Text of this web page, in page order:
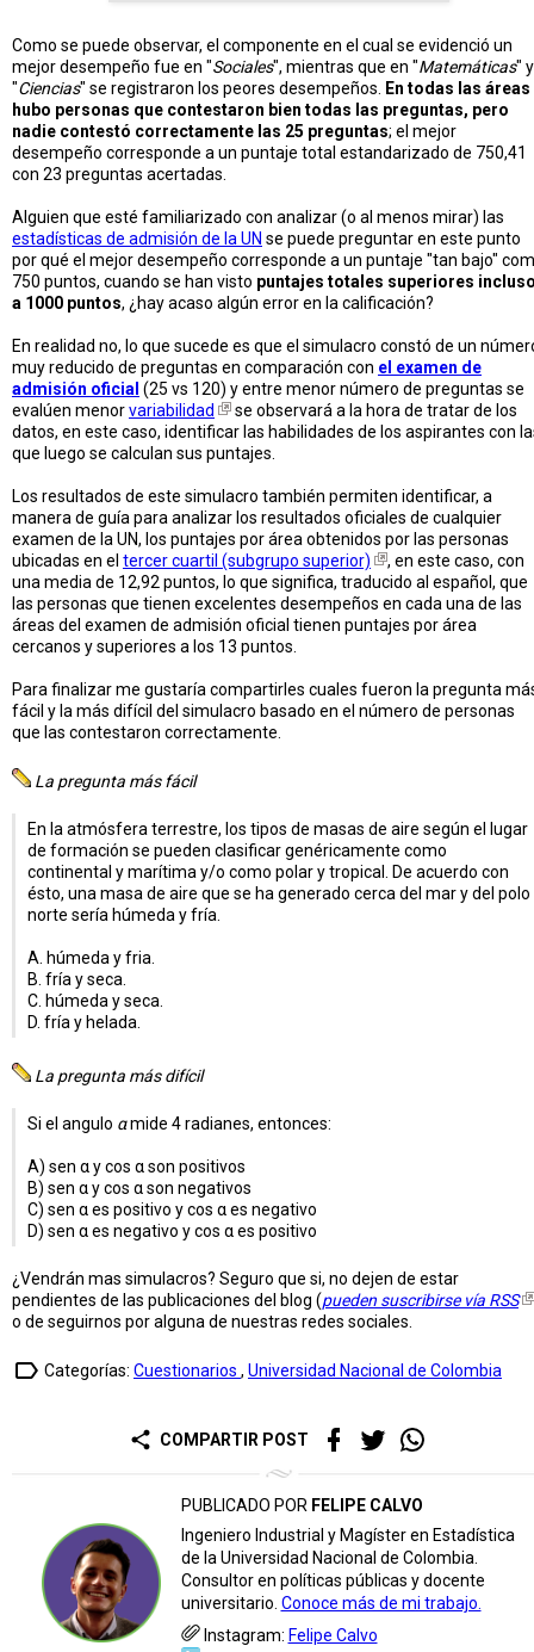
Como se puede observar, el componente en el cual se evidenció un
mejor desempeño fue en "Sociales", mientras que en "Matemáticas" y
"Ciencias" se registraron los peores desempeños.
En todas las áreas
hubo personas que contestaron bien todas las preguntas, pero
nadie contestó correctamente las 25 preguntas; el mejor
desempeño corresponde a un puntaje total estandarizado de 750,41
con 23 preguntas acertadas.
Alguien que esté familiarizado con analizar (o al menos mirar) las
estadísticas de admisión de la UN se puede preguntar en este punto
por qué el mejor desempeño corresponde a un puntaje "tan bajo"
750 puntos, cuando se han visto puntajes totales superiores
a 1000 puntos, ¿hay acaso algún error en la calificación?
En realidad no, lo que sucede es que el simulacro constó de un
muy reducido de preguntas en comparación con el examen de
admisión oficial (25 vs 120) y entre menor número de preguntas se
evalúen menorvariabilidad
se observará a la hora de tratar de los
datos, en este caso, identificar las habilidades de los aspirantes con
que luego se calculan sus puntajes.
Los resultados de este simulacro también permiten identificar, a
manera de guía para analizar los resultados oficiales de cualquier
examen de la UN, los puntajes por área obtenidos por las personas
ubicadas en el tercer cuartil (subgrupo superior)
, en este caso, con
una media de 12,92 puntos, lo que significa, traducido al español, que
las personas que tienen excelentes desempeños en cada una de las
áreas del examen de admisión oficial tienen puntajes por área
cercanos y superiores a los 13 puntos.
Para finalizar me gustaría compartirles cuales fueron la pregunta
fácil y la más difícil del simulacro basado en el número de personas
que las contestaron correctamente.
La pregunta más fácil
En la atmósfera terrestre, los tipos de masas de aire según el lugar
de formación se pueden clasificar genéricamente como
continental y marítima y/o como polar y tropical. De acuerdo con
ésto, una masa de aire que se ha generado cerca del mar y del polo
norte sería húmeda y fría.
A. húmeda y fria.
B. fría y seca.
C. húmeda y seca.
D. fría y helada.
La pregunta más difícil
Si el angulo αmide 4 radianes, entonces:
A) sen α y cos α son positivos
B) sen α y cos α son negativos
C) sen α es positivo y cos α es negativo
D) sen α es negativo y cos α es positivo
¿Vendrán mas simulacros? Seguro que si, no dejen de estar
pendientes de las publicaciones del blog (pueden suscribirse vía RSS
o de seguirnos por alguna de nuestras redes sociales.
label_outline Categorías: Cuestionarios , Universidad Nacional de Colombia
share COMPARTIR POST
PUBLICADO POR FELIPE CALVO
Ingeniero Industrial y Magíster en Estadística
de la Universidad Nacional de Colombia.
Consultor en políticas públicas y docente
universitario. Conoce más de mi trabajo.
Instagram: Felipe Calvo